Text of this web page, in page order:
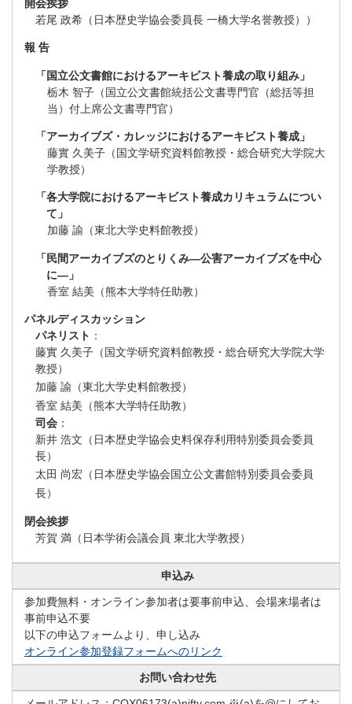
開会挨拶
若尾 政希（日本歴史学協会委員長 一橋大学名誉教授））
報 告
「国立公文書館におけるアーキビスト養成の取り組み」
栃木 智子（国立公文書館統括公文書専門官（総括等担
当）付上席公文書専門官）
「アーカイブズ・カレッジにおけるアーキビスト養成」
藤實 久美子（国文学研究資料館教授・総合研究大学院大
学教授）
「各大学院におけるアーキビスト養成カリキュラムについ
て」
加藤 諭（東北大学史料館教授）
「民間アーカイブズのとりくみ―公害アーカイブズを中心
に―」
香室 結美（熊本大学特任助教）
パネルディスカッション
パネリスト ：
藤實 久美子（国文学研究資料館教授・総合研究大学院大学
教授）
加藤 諭（東北大学史料館教授）
香室 結美（熊本大学特任助教）
司会 ：
新井 浩文（日本歴史学協会史料保存利用特別委員会委員
長）
太田 尚宏（日本歴史学協会国立公文書館特別委員会委員
長）
閉会挨拶
芳賀 満（日本学術会議会員 東北大学教授）
申込み
参加費無料・オンライン参加者は要事前申込、会場来場者は
事前申込不要
以下の申込フォームより、申し込み
オンライン参加登録フォームへのリンク
お問い合わせ先